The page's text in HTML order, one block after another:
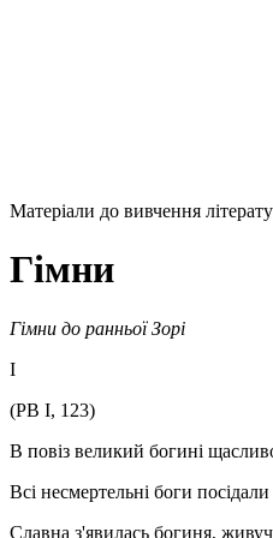
Матеріали до вивчення
Гімни
Гімни до ранньої Зорі
І
(РВ І, 123)
В повіз великий богині
Всі несмертельні боги
Славна з'явилась богиня,